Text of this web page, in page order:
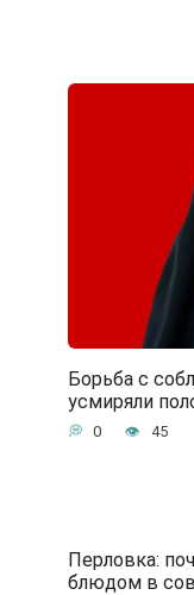
Борьба с
усмиряли
0 45
Перловка:
блюдом в